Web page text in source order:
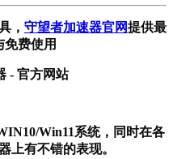
， 守望者加速器官网提供最
免费使用
Win11系统，同时在各
上有不错的表现。